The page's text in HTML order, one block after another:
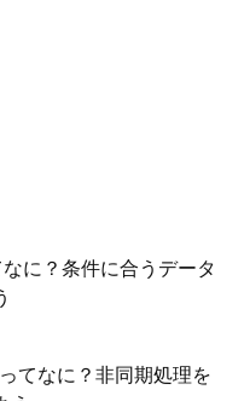
に？条件に合うデータ
てなに？非同期処理を